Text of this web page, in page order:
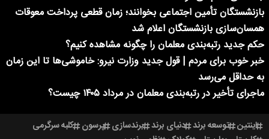
بازنشستگان تأمین اجتماعی بخوانند؛ زمان قطعی پرداخت معوقات
همسان‌سازی بازنشستگان اعلام شد
حکم جدید رتبه‌بندی معلمان را چگونه مشاهده کنیم؟
خبر خوب برای مردم | قول جدید وزارت نیرو: خاموشی‌ها تا این زمان
به حداقل می‌رسد
ماجرای تأخیر در رتبه‌بندی معلمان در مرداد ۱۴۰۵ چیست؟
اینتین توسعه برند دنیای برند برندسازی پرسون کلبه سرگرمی